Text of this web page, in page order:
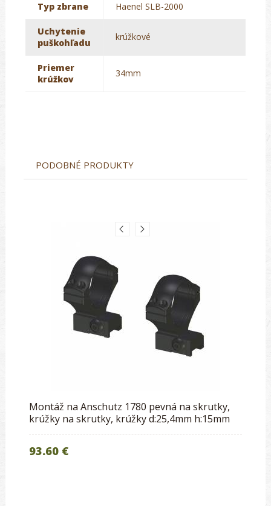
Typ zbrane Haenel SLB-2000
Uchytenie
puškohľadu
krúžkové
Priemer
krúžkov
34mm
PODOBNÉ PRODUKTY
Montáž na Anschutz 1780 pevná na skrutky,
krúžky na skrutky, krúžky d:25,4mm h:15mm
93.60 €